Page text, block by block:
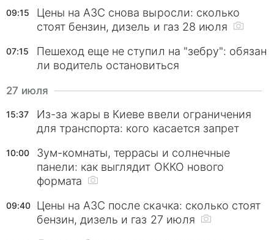
09:15
Цены на АЗС снова выросли: сколько
стоят бензин, дизель и газ 28 июля
07:15
Пешеход еще не ступил на "зебру": обязан
ли водитель остановиться
27 июля
15:37
Из-за жары в Киеве ввели ограничения
для транспорта: кого касается запрет
10:00
Зум-комнаты, террасы и солнечные
панели: как выглядит ОККО нового
формата
09:40
Цены на АЗС после скачка: сколько стоят
бензин, дизель и газ 27 июля